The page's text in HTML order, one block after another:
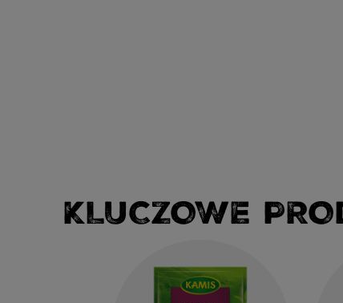
KLUCZOWE